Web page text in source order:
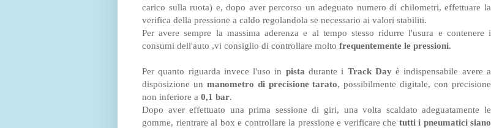
carico sulla ruota) e, dopo aver percorso un adeguato numero di chilometri, effettuare la
verifica della pressione a caldo regolandola se necessario ai valori stabiliti.
Per avere sempre la massima aderenza e al tempo stesso ridurre l'usura e contenere i
consumi dell'auto ,vi consiglio di controllare molto frequentemente le pressioni.
Per quanto riguarda invece l'uso in pista durante i Track Dayè indispensabile avere a
disposizione un manometro di precisione tarato, possibilmente digitale, con precisione
non inferiore a 0,1 bar.
Dopo aver effettuato una prima sessione di giri, una volta scaldato adeguatamente le
gomme, rientrare al box e controllare la pressione e verificare che tutti i pneumatici siano